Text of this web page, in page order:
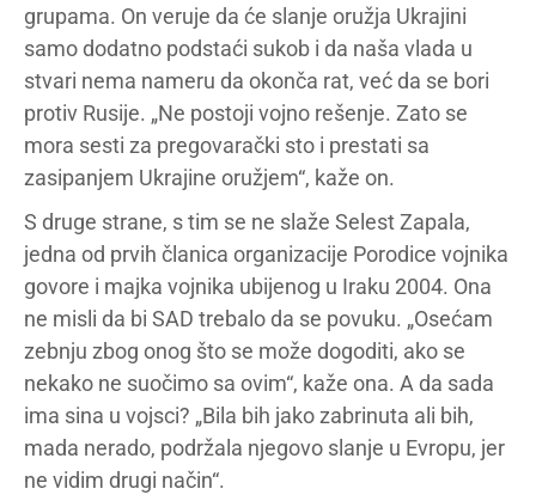
grupama. On veruje da će slanje oružja Ukrajini
samo dodatno podstaći sukob i da naša vlada u
stvari nema nameru da okonča rat, već da se bori
protiv Rusije. „Ne postoji vojno rešenje. Zato se
mora sesti za pregovarački sto i prestati sa
zasipanjem Ukrajine oružjem“, kaže on.
S druge strane, s tim se ne slaže Selest Zapala,
jedna od prvih članica organizacije Porodice vojnika
govore i majka vojnika ubijenog u Iraku 2004. Ona
ne misli da bi SAD trebalo da se povuku. „Osećam
zebnju zbog onog što se može dogoditi, ako se
nekako ne suočimo sa ovim“, kaže ona. A da sada
ima sina u vojsci? „Bila bih jako zabrinuta ali bih,
mada nerado, podržala njegovo slanje u Evropu, jer
ne vidim drugi način“.